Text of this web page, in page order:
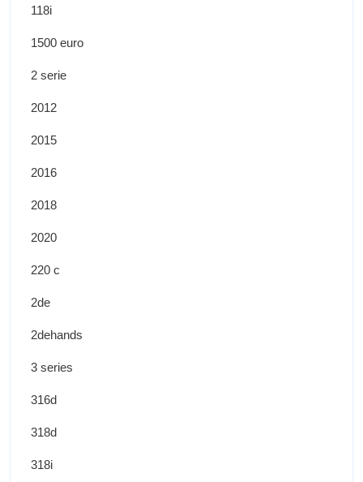
118i
1500 euro
2 serie
2012
2015
2016
2018
2020
220 c
2de
2dehands
3 series
316d
318d
318i